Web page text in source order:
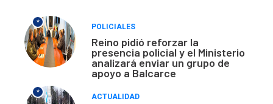
*
POLICIALES
Reino pidió reforzar la
presencia policial y el Ministerio
analizará enviar un grupo de
apoyo a Balcarce
*
ACTUALIDAD